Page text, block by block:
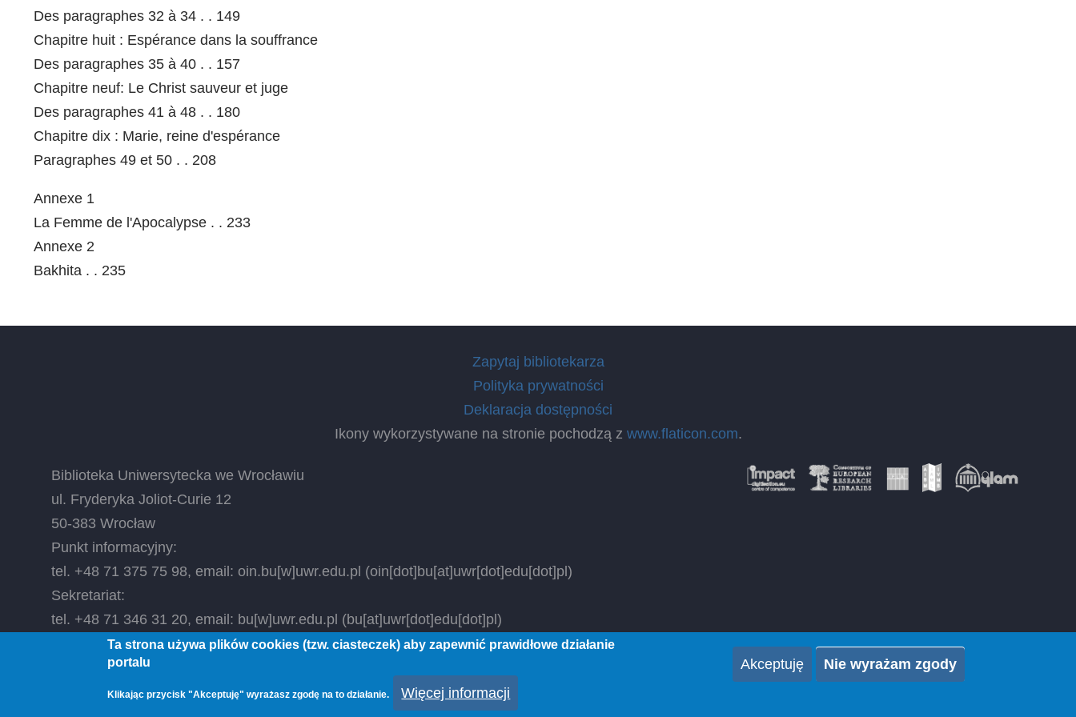
Des paragraphes 32 à 34 . . 149
Chapitre huit : Espérance dans la souffrance
Des paragraphes 35 à 40 . . 157
Chapitre neuf: Le Christ sauveur et juge
Des paragraphes 41 à 48 . . 180
Chapitre dix : Marie, reine d'espérance
Paragraphes 49 et 50 . . 208
Annexe 1
La Femme de l'Apocalypse . . 233
Annexe 2
Bakhita . . 235
Zapytaj bibliotekarza
Polityka prywatności
Deklaracja dostępności
Ikony wykorzystywane na stronie pochodzą z www.flaticon.com.
Biblioteka Uniwersytecka we Wrocławiu
ul. Fryderyka Joliot-Curie 12
50-383 Wrocław
Punkt informacyjny:
tel. +48 71 375 75 98, email: oin.bu[w]uwr.edu.pl (oin[dot]bu[at]uwr[dot]edu[dot]pl)
Sekretariat:
tel. +48 71 346 31 20, email: bu[w]uwr.edu.pl (bu[at]uwr[dot]edu[dot]pl)
© 2026 Biblioteka Uniwersytecka we Wrocławiu, All rights reserved.
Ta strona używa plików cookies (tzw. ciasteczek) aby zapewnić prawidłowe działanie
portalu
Klikając przycisk "Akceptuję" wyrażasz zgodę na to działanie. Więcej informacji
Akceptuję Nie wyrażam zgody